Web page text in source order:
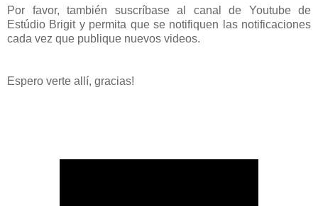
Por favor, también suscríbase al canal de Youtube de
Estúdio Brigit y permita que se notifiquen las notificaciones
cada vez que publique nuevos videos.
Espero verte allí, gracias!